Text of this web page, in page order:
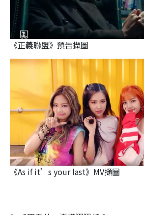
《正義聯盟》預告擷圖
《As if it’s your last》MV擷圖